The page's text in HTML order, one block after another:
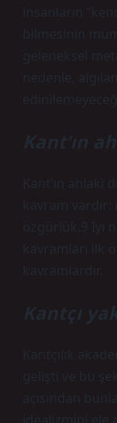
insanların
bilmesinin
geleneksel
nedenle,
Kant’ın
Kant’ın
kavram
özgürlük.9 İyi
kavramları ilk
kavramlardır.
Kantçı
Kantçılık
gelişti ve bu
açısından